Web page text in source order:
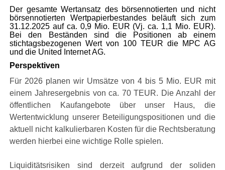
Der gesamte Wertansatz des börsennotierten und nicht
börsennotierten Wertpapierbestandes beläuft sich zum
31.12.2025 auf ca. 0,9 Mio. EUR (Vj. ca. 1,1 Mio. EUR).
Bei den Beständen sind die Positionen ab einem
stichtagsbezogenen Wert von 100 TEUR die MPC AG
und die United Internet AG.
Perspektiven
Für 2026 planen wir Umsätze von 4 bis 5 Mio. EUR mit
einem Jahresergebnis von ca. 70 TEUR. Die Anzahl der
öffentlichen Kaufangebote über unser Haus, die
Wertentwicklung unserer Beteiligungspositionen und die
aktuell nicht kalkulierbaren Kosten für die Rechtsberatung
werden hierbei eine wichtige Rolle spielen.
Liquiditätsrisiken sind derzeit aufgrund der soliden